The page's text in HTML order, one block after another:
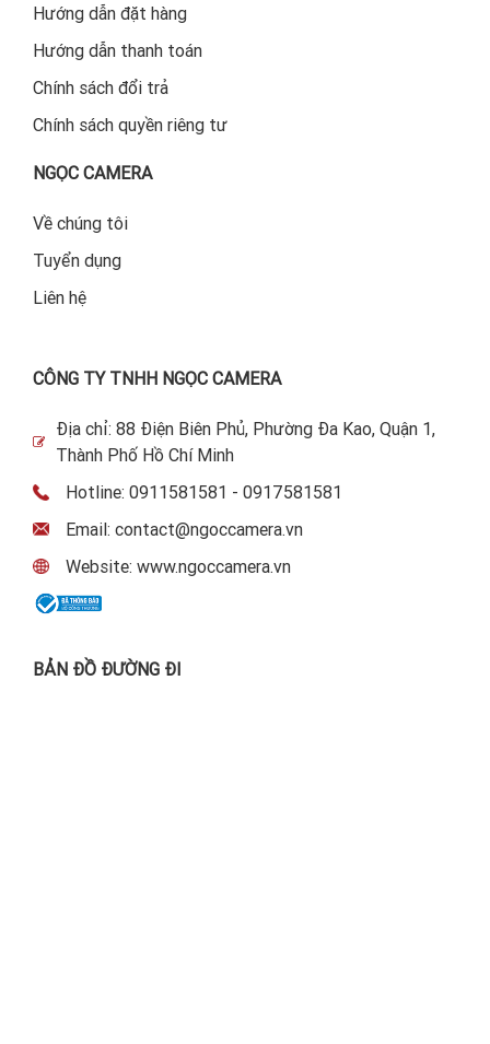
Hướng dẫn đặt hàng
Hướng dẫn thanh toán
Chính sách đổi trả
Chính sách quyền riêng tư
NGỌC CAMERA
Về chúng tôi
Tuyển dụng
Liên hệ
CÔNG TY TNHH NGỌC CAMERA
Địa chỉ: 88 Điện Biên Phủ, Phường Đa Kao, Quận 1,
Thành Phố Hồ Chí Minh
Hotline: 0911581581 - 0917581581
Email: contact@ngoccamera.vn
Website: www.ngoccamera.vn
BẢN ĐỒ ĐƯỜNG ĐI